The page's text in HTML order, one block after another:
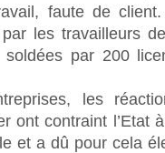
faute de
les travailleurs
par 200
les
ont contraint l’Etat
et a dû pour cela